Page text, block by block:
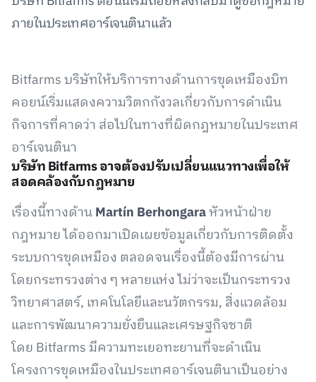
ภายในประเทศอาร์เจนตินาแล้ว
Bitfarms บริษัทให้บริการทางด้านการขุดเหมืองบิท
คอยน์เริ่มแสดงความวิตกกังวลเกี่ยวกับการดำเนิน
กิจการที่คาดว่า ส่อไปในทางที่ผิดกฎหมายในประเทศ
อาร์เจนตินา
บริษัท Bitfarms อาจต้องปรับเปลี่ยนแนวทางเพื่อให้
สอดคล้องกับกฎหมาย
เรื่องนี้ทางด้านMartín Berhongaraหัวหน้าฝ่าย
กฎหมาย ได้ออกมาเปิดเผยข้อมูลเกี่ยวกับการติดตั้ง
ระบบการขุดเหมือง ตลอดจนเรื่องนี้ต้องมีการผ่าน
โดยกระทรวงต่าง ๆ หลายแห่ง ไม่ว่าจะเป็นกระทรวง
วิทยาศาสตร์, เทคโนโลยีและนวัตกรรม, สิ่งแวดล้อม
และการพัฒนาความยั่งยืนและเศรษฐกิจชาติ
โดย Bitfarms มีความทะเยอทะยานที่จะดำเนิน
โครงการขุดเหมืองในประเทศอาร์เจนตินาเป็นอย่าง